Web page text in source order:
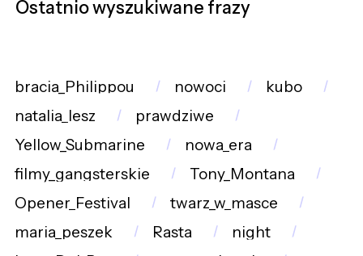
Ostatnio wyszukiwane frazy
bracia_Philippou nowoci
kubo
natalia_lesz
prawdziwe
Yellow_Submarine
nowa_era
filmy_gangsterskie
Tony_Montana
Opener_Festival
twarz_w_masce
maria_peszek
Rasta
night